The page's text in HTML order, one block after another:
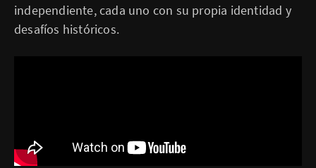
independiente, cada uno con su propia identidad y
desafíos históricos.